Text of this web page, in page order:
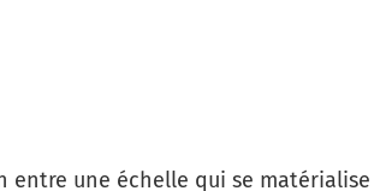
entre une échelle qui se matérialise